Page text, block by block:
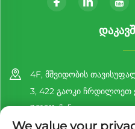
4F, მშვიდობის
3, 422 გაოკი ჩრდილოეთ
361011, ჩინეთი
We value your